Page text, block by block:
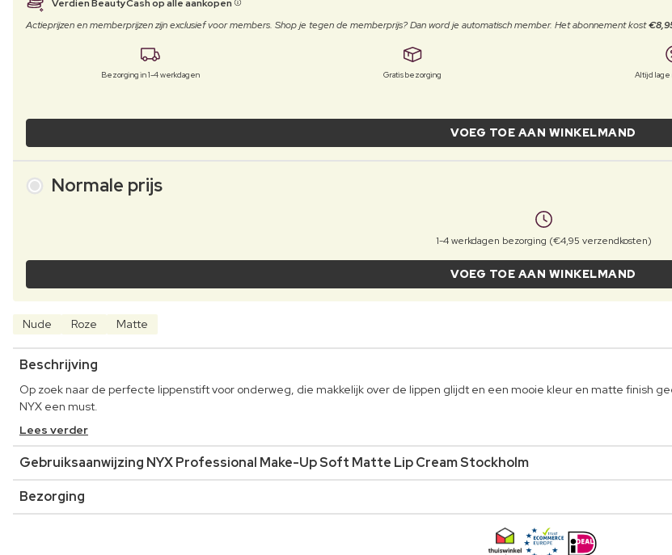
Verdien BeautyCash op alle aankopen
Actieprijzen en memberprijzen zijn exclusief voor members. Shop je tegen de memberprijs? Dan word je automatisch member. Het abonnement kost
Bezorging in 1-4 werkdagen Gratis bezorging Altijd lage
VOEG TOE AAN WINKELMAND
Normale prijs
1-4 werkdagen bezorging (€4,95 verzendkosten)
VOEG TOE AAN WINKELMAND
Nude Roze Matte
Beschrijving
Op zoek naar de perfecte lippenstift voor onderweg, die makkelijk over de lippen glijdt en een mooie kleur en matte finish
NYX een must.
Lees verder
Gebruiksaanwijzing NYX Professional Make-Up Soft Matte Lip Cream Stockholm
Bezorging